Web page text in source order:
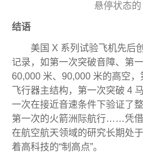
悬停状态
结语
美国 X 系列试验飞机先后创
记录，如第一次突破音障、第
60,000 米、90,000 米的高空
飞行器主结构，第一次突破 4
一次在接近音速条件下验证了
第一次的火箭洲际航行……凭借
在航空航天领域的研究长期处
着高科技的“制高点”。